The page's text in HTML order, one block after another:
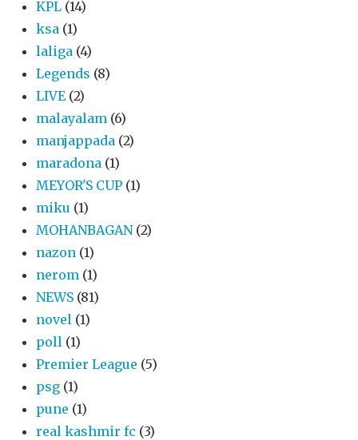
KPL (14)
ksa (1)
laliga (4)
Legends (8)
LIVE (2)
malayalam (6)
manjappada (2)
maradona (1)
MEYOR'S CUP (1)
miku (1)
MOHANBAGAN (2)
nazon (1)
nerom (1)
NEWS (81)
novel (1)
poll (1)
Premier League (5)
psg (1)
pune (1)
real kashmir fc (3)